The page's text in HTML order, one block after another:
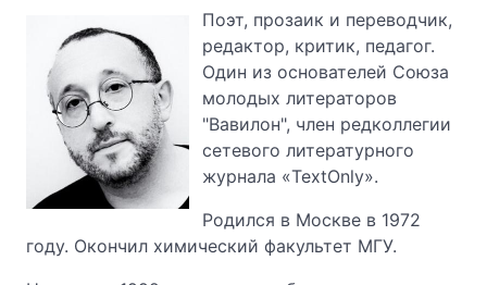
Поэт, прозаик и переводчик,
редактор, критик, педагог.
Один из основателей Союза
молодых литераторов
"Вавилон", член редколлегии
сетевого литературного
журнала «TextOnly».
Родился в Москве в 1972
году. Окончил химический факультет МГУ.